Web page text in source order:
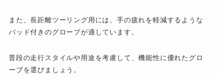
また、長距離ツーリング用には、手の疲れを軽減するような
パッド付きのグローブが適しています。
普段の走行スタイルや用途を考慮して、機能性に優れたグロ
ーブを選びましょう。